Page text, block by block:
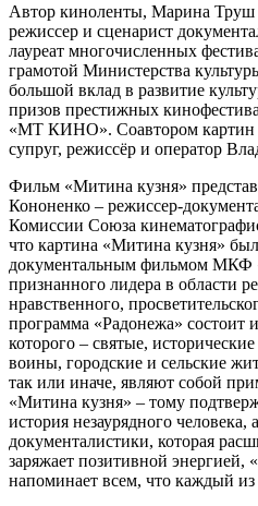
Автор киноленты, Марина Труш
режиссер и сценарист
лауреат многочисленных
грамотой Министерства
большой вклад в развитие
призов престижных
«МТ КИНО». Соавтором картин
супруг, режиссёр и оператор
Фильм «Митина кузня»
Кононенко – режиссер-
Комиссии Союза
что картина «Митина кузня»
документальным фильмом МКФ
признанного лидера в области
нравственного,
программа «Радонежа» состоит
которого – святые,
воины, городские и сельские
так или иначе, являют собой
«Митина кузня» – тому
история незаурядного человека,
документалистики, которая
заряжает позитивной энергией,
напоминает всем, что каждый из